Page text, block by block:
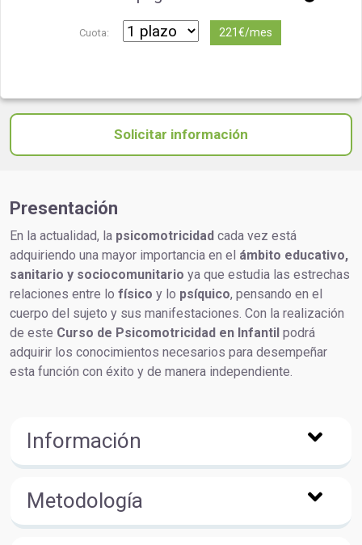
Cuota: 221€/mes
Solicitar información
Presentación
En la actualidad, la psicomotricidad cada vez está
adquiriendo una mayor importancia en el ámbito educativo,
sanitario y sociocomunitario ya que estudia las estrechas
relaciones entre lo físico y lo psíquico, pensando en el
cuerpo del sujeto y sus manifestaciones. Con la realización
de este Curso de Psicomotricidad en Infantil podrá
adquirir los conocimientos necesarios para desempeñar
esta función con éxito y de manera independiente.
Información
Metodología